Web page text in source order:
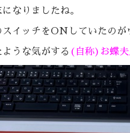
なりましたね。
イッチをONしていたのが
うな気がする (自称)お蝶夫